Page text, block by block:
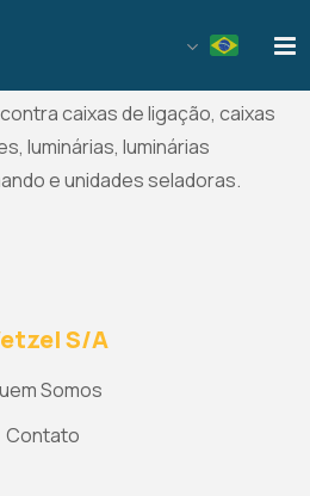
caixas de ligação, caixas
luminárias, luminárias
e unidades seladoras.
S/A
Somos
Contato